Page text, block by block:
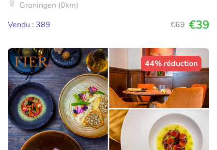
Groningen (0km)
Vendu : 389
€69 €39
44% réduction